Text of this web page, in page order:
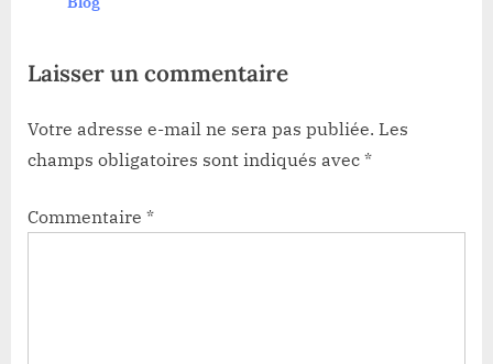
Laisser un commentaire
Votre adresse e-mail ne sera pas publiée. Les
champs obligatoires sont indiqués avec *
Commentaire *